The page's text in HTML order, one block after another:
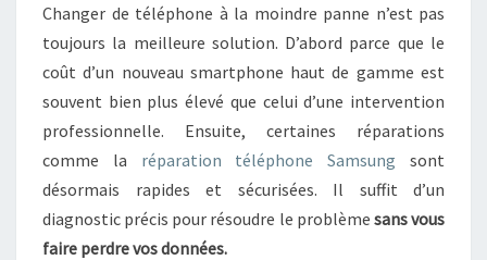
N
T
O
U
T
E
C
O
F
Changer de téléphone à la moindre panne n’est pas
toujours la meilleure solution. D’abord parce que le
coût d’un nouveau smartphone haut de gamme est
souvent bien plus élevé que celui d’une intervention
professionnelle. Ensuite, certaines réparations
comme la réparation téléphone Samsung sont
désormais rapides et sécurisées. Il suffit d’un
diagnostic précis pour résoudre le problème sans vous
faire perdre vos données.